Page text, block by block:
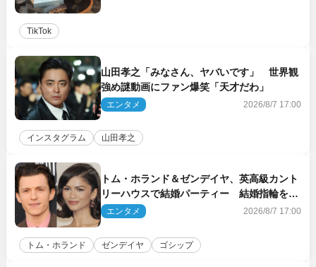
TikTok
山田孝之「みなさん、ヤバいです」 世界観
強め謎動画にファン爆笑「天才だわ」
エンタメ 2026/8/7 17:00
インスタグラム 山田孝之
トム・ホランド＆ゼンデイヤ、英高級カント
リーハウスで結婚パーティー 結婚指輪を身
に着けたトムも初キャッチ
エンタメ 2026/8/7 17:00
トム・ホランド ゼンデイヤ ゴシップ